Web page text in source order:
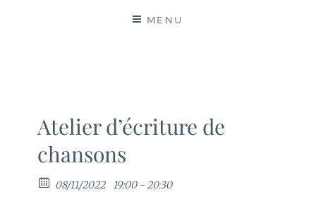
MENU
Atelier d’écriture de
chansons
08/11/2022 19:00 - 20:30